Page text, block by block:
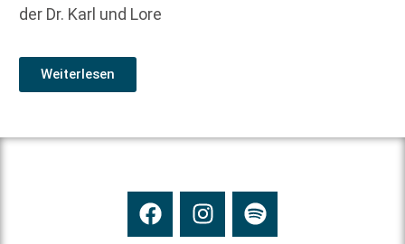
der Dr. Karl und Lore
Weiterlesen